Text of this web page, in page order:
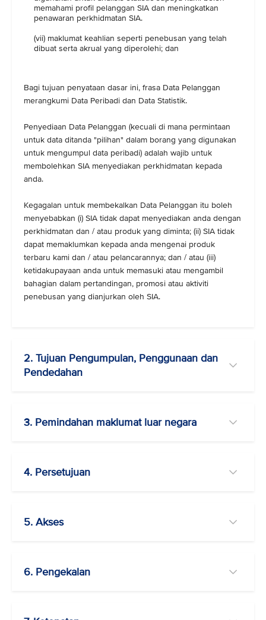
memahami profil pelanggan SIA dan meningkatkan
penawaran perkhidmatan SIA.
(vii) maklumat keahlian seperti penebusan yang telah
dibuat serta akrual yang diperolehi; dan
Bagi tujuan penyataan dasar ini, frasa Data Pelanggan
merangkumi Data Peribadi dan Data Statistik.
Penyediaan Data Pelanggan (kecuali di mana permintaan
untuk data ditanda "pilihan" dalam borang yang digunakan
untuk mengumpul data peribadi) adalah wajib untuk
membolehkan SIA menyediakan perkhidmatan kepada
anda.
Kegagalan untuk membekalkan Data Pelanggan itu boleh
menyebabkan (i) SIA tidak dapat menyediakan anda dengan
perkhidmatan dan / atau produk yang diminta; (ii) SIA tidak
dapat memaklumkan kepada anda mengenai produk
terbaru kami dan / atau pelancarannya; dan / atau (iii)
ketidakupayaan anda untuk memasuki atau mengambil
bahagian dalam pertandingan, promosi atau aktiviti
penebusan yang dianjurkan oleh SIA.
2. Tujuan Pengumpulan, Penggunaan dan
Pendedahan
3. Pemindahan maklumat luar negara
4. Persetujuan
5. Akses
6. Pengekalan